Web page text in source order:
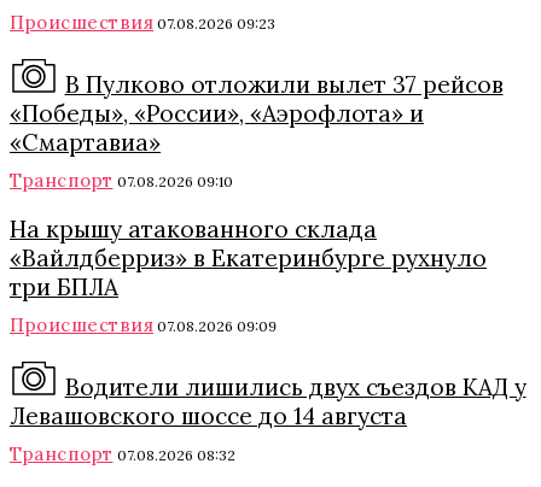
Происшествия 07.08.2026 09:23
В Пулково отложили вылет 37 рейсов
«Победы», «России», «Аэрофлота» и
«Смартавиа»
Транспорт 07.08.2026 09:10
На крышу атакованного склада
«Вайлдберриз» в Екатеринбурге рухнуло
три БПЛА
Происшествия 07.08.2026 09:09
Водители лишились двух съездов КАД у
Левашовского шоссе до 14 августа
Транспорт 07.08.2026 08:32